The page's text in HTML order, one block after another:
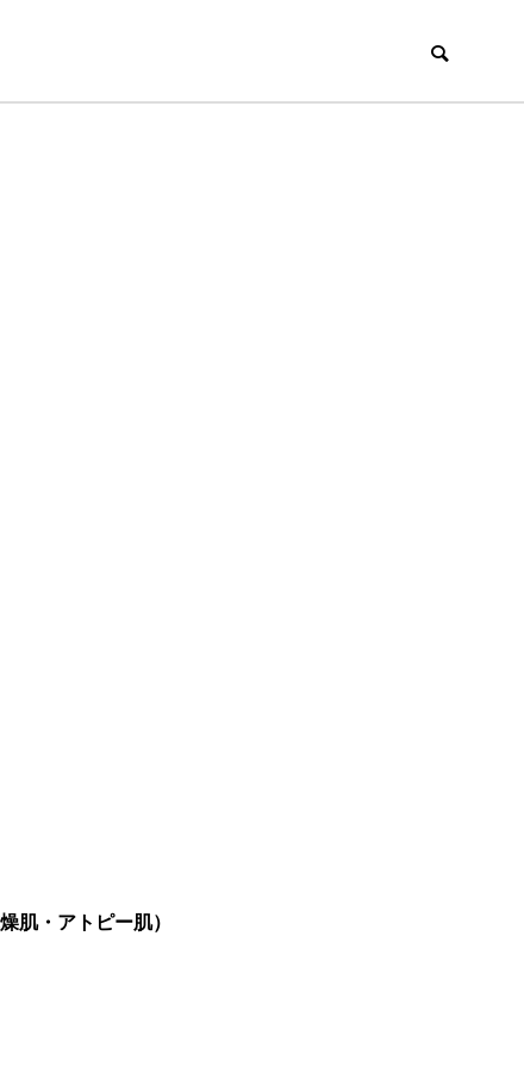
肌・アトピー肌）